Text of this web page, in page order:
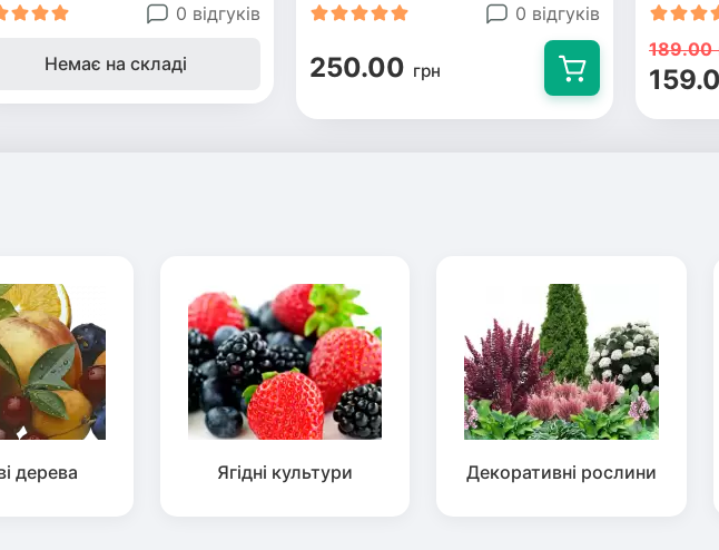
0 відгуків
Немає на складі
0 відгуків
250.00 грн
189.00
дерева Ягідні культури Декоративні рослини